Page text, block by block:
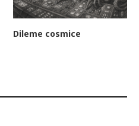
Dileme cosmice